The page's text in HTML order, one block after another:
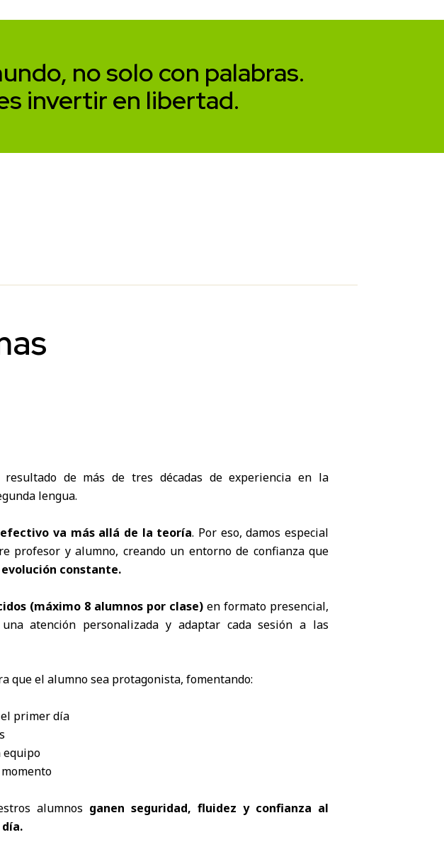
no solo con palabras.
invertir en libertad.
de más de tres décadas de experiencia en la
lengua.
va más allá de la teoría. Por eso, damos especial
profesor y alumno, creando un entorno de confianza que
constante.
(máximo 8 alumnos por clase)en formato presencial,
atención personalizada y adaptar cada sesión a las
que el alumno sea protagonista, fomentando:
primer día
equipo
alumnos ganen seguridad, fluidez y confianza al